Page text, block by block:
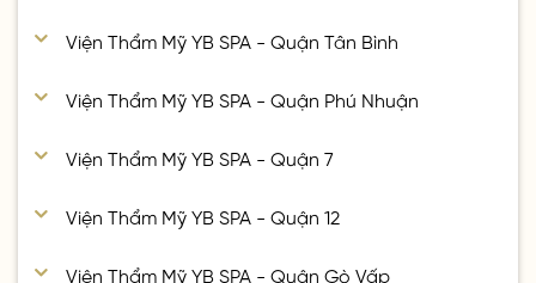
Viện Thẩm Mỹ YB SPA - Quận Tân Bình
Viện Thẩm Mỹ YB SPA - Quận Phú Nhuận
Viện Thẩm Mỹ YB SPA - Quận 7
Viện Thẩm Mỹ YB SPA - Quận 12
Viện Thẩm Mỹ YB SPA - Quận Gò Vấp